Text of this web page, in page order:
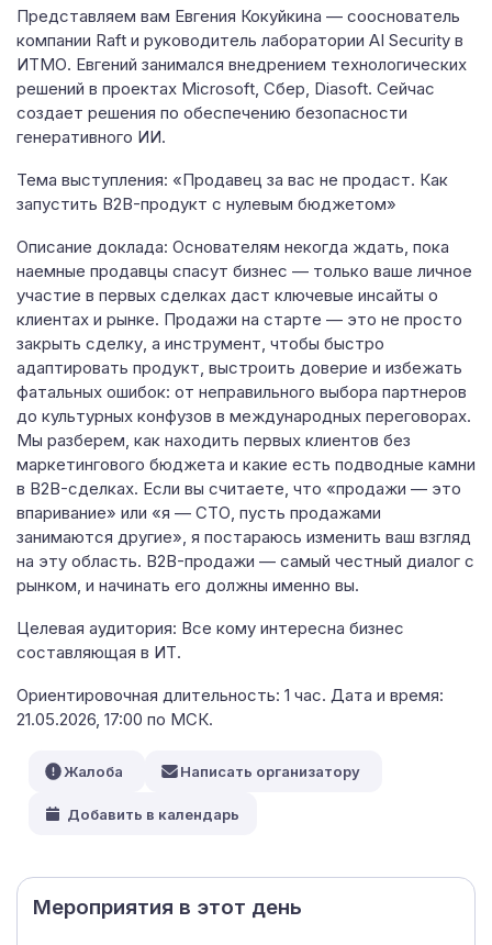
Представляем вам Евгения Кокуйкина — сооснователь
компании Raft и руководитель лаборатории AI Security в
ИТМО. Евгений занимался внедрением технологических
решений в проектах Microsoft, Сбер, Diasoft. Сейчас
создает решения по обеспечению безопасности
генеративного ИИ.
Тема выступления: «Продавец за вас не продаст. Как
запустить B2B-продукт с нулевым бюджетом»
Описание доклада: Основателям некогда ждать, пока
наемные продавцы спасут бизнес — только ваше личное
участие в первых сделках даст ключевые инсайты о
клиентах и рынке. Продажи на старте — это не просто
закрыть сделку, а инструмент, чтобы быстро
адаптировать продукт, выстроить доверие и избежать
фатальных ошибок: от неправильного выбора партнеров
до культурных конфузов в международных переговорах.
Мы разберем, как находить первых клиентов без
маркетингового бюджета и какие есть подводные камни
в B2B-сделках. Если вы считаете, что «продажи — это
впаривание» или «я — СТО, пусть продажами
занимаются другие», я постараюсь изменить ваш взгляд
на эту область. B2B-продажи — самый честный диалог с
рынком, и начинать его должны именно вы.
Целевая аудитория: Все кому интересна бизнес
составляющая в ИТ.
Ориентировочная длительность: 1 час. Дата и время:
21.05.2026, 17:00 по МСК.
Мероприятия в этот день
Жалоба Написать организатору
Добавить в календарь